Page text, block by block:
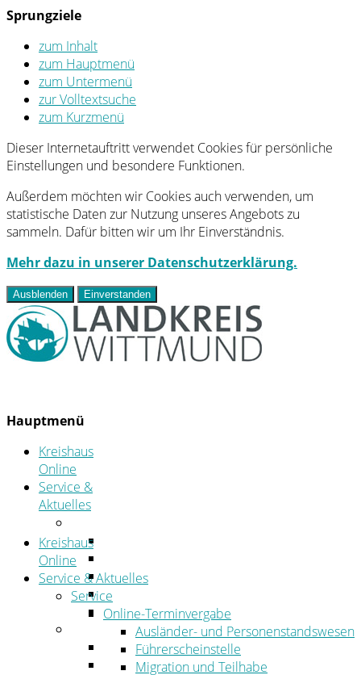
Sprungziele
zum Inhalt
zum Hauptmenü
zum Untermenü
zur Volltextsuche
zum Kurzmenü
Dieser Internetauftritt verwendet Cookies für persönliche
Einstellungen und besondere Funktionen.
Außerdem möchten wir Cookies auch verwenden, um
statistische Daten zur Nutzung unseres Angebots zu
sammeln. Dafür bitten wir um Ihr Einverständnis.
Mehr dazu in unserer Datenschutzerklärung.
Ausblenden Einverstanden
Hauptmenü
Kreishaus
Online
Service &
Aktuelles
Ansprechpersonen
Formulare
Öffnungszeiten
Aktuelles
Stellenangebote
Azubiportal
Kreishaus
Online
Service & Aktuelles
Service
Online-Terminvergabe
Ausländer- und Personenstandswesen
Führerscheinstelle
Migration und Teilhabe